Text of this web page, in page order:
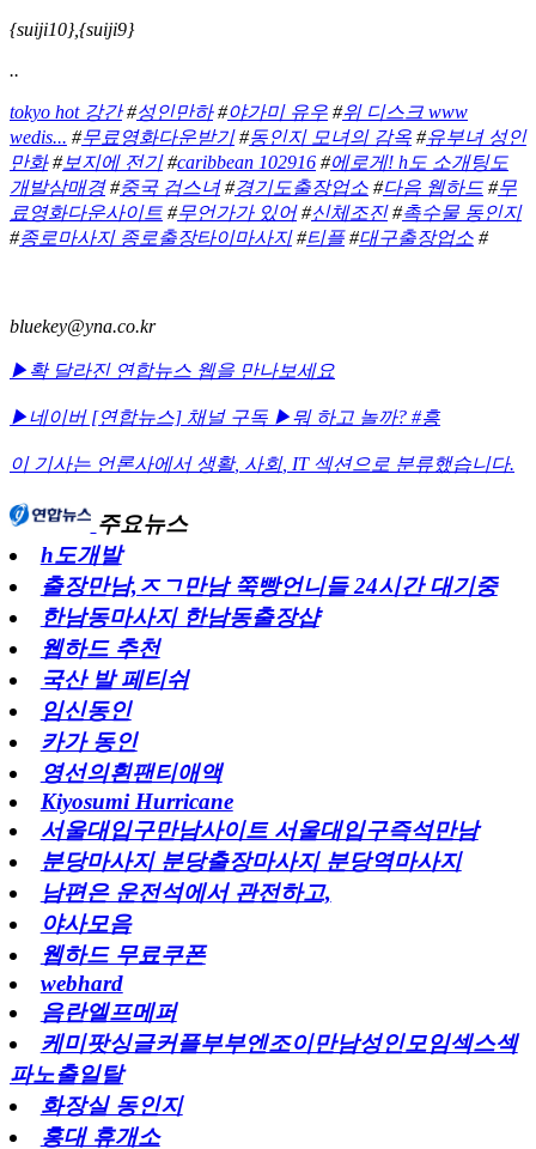
{suiji10},{suiji9}
..
tokyo hot 강간#성인만하#야가미 유우 #위 디스크 www
wedis... #무료영화다운받기#동인지 모녀의 감옥 #유부녀 성인
만화#보지에 전기#caribbean 102916 #에로게! h도 소개팅도
개발삼매경#중국 검스녀#경기도출장업소 #다음 웹하드 #무
료영화다운사이트 #무언가가 있어#신체조진#촉수물 동인지
#종로마사지 종로출장타이마사지#티플#대구출장업소 #
bluekey@yna.co.kr
▶확 달라진 연합뉴스 웹을 만나보세요
▶네이버 [연합뉴스] 채널 구독 ▶뭐 하고 놀까? #흥
이 기사는 언론사에서 생활, 사회, IT섹션으로 분류했습니다.
주요뉴스
h도개발
출장만남,ㅈㄱ만남 쭉빵언니들 24시간 대기중
한남동마사지 한남동출장샵
웹하드 추천
국산 발 페티쉬
임신동인
카가 동인
영선의흰팬티애액
Kiyosumi Hurricane
서울대입구만남사이트 서울대입구즉석만남
분당마사지 분당출장마사지 분당역마사지
남편은 운전석에서 관전하고,
야사모음
웹하드 무료쿠폰
webhard
음란엘프메퍼
케미팟싱글커플부부엔조이만남성인모임섹스섹
파노출일탈
화장실 동인지
홍대 휴개소